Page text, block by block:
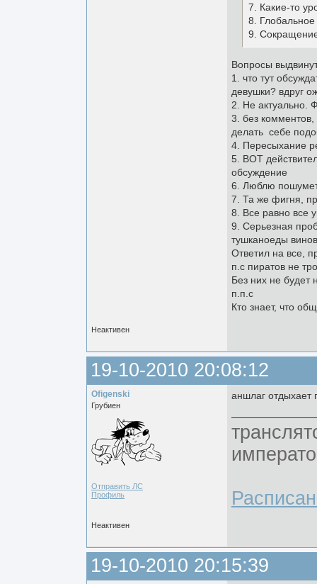
7. Какие-то
8.
9.
Вопросы
1. что тут
девушки? вдруг
2. Не актуально.
3. без
делать себе
4. Пересыхание
5. ВОТ
обсуждение
6. Люблю
7. Та же фигня,
8. Все равно все
9. Серьезная
тушканоеды
Ответил на все,
п.с пиратов не
Без них не будет
п.п.с
Кто знает, что
Неактивен
19-10-2010 20:08:12
Ofigenski
Грубиен
Отправить ЛС
Профиль
аншлаг отдыхает
Неактивен
19-10-2010 20:15:39